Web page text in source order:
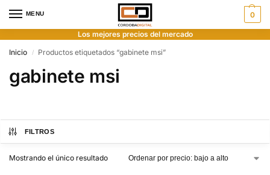
MENU 0
Los mejores precios del mercado
Inicio
/ Productos etiquetados “gabinete msi”
gabinete msi
FILTROS
Mostrando el único resultado